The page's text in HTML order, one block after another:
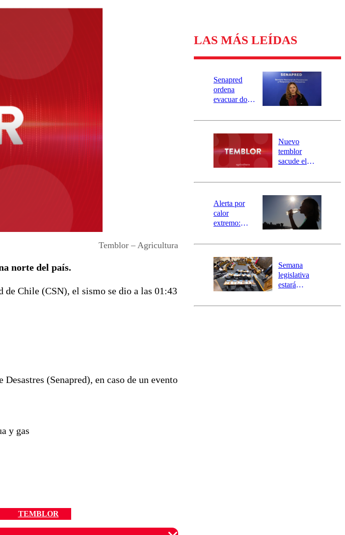
Temblor – Agricultura
norte del país.
Chile (CSN), el sismo se dio a las 01:43
(Senapred), en caso de un evento
y gas
TEMBLOR
LAS MÁS LEÍDAS
Senapred
ordena
evacuar dos
Carahue por
río Damas:
activa
mensajería
SAE
Nuevo
temblor
sacude el
revisa la
epicentro
Alerta por
calor
extremo:
activa Alerta
Preventiva en
tres comunas
Semana
legislativa
estará
el fin de la